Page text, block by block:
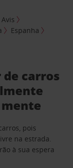
Espanha
carros
pois
na estrada.
à sua espera